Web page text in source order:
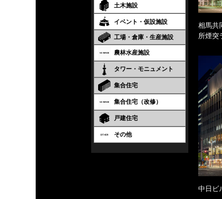
土木施設
イベント・仮設施設
工場・倉庫・生産施設
農林水産施設
タワー・モニュメント
集合住宅
集合住宅（改修）
戸建住宅
その他
相馬共
所煙突
中日ビ